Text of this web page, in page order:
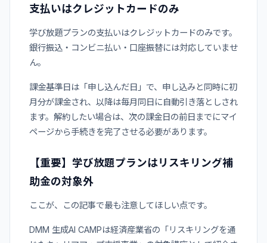
支払いはクレジットカードのみ
学び放題プランの支払いはクレジットカードのみです。
銀行振込・コンビニ払い・口座振替には対応していませ
ん。
課金基準日は「申し込んだ日」で、申し込みと同時に初
月分が課金され、以降は毎月同日に自動引き落としされ
ます。解約したい場合は、次の課金日の前日までにマイ
ページから手続きを完了させる必要があります。
【重要】学び放題プランはリスキリング補
助金の対象外
ここが、この記事で最も注意してほしい点です。
DMM 生成AI CAMPは経済産業省の「リスキリングを通